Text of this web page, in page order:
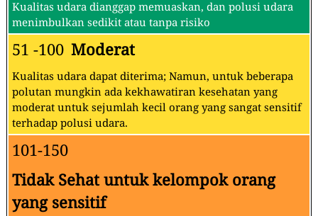
Kualitas udara dianggap memuaskan, dan polusi udara
menimbulkan sedikit atau tanpa risiko
51 -100 Moderat
Kualitas udara dapat diterima; Namun, untuk beberapa
polutan mungkin ada kekhawatiran kesehatan yang
moderat untuk sejumlah kecil orang yang sangat sensitif
terhadap polusi udara.
101-150
Tidak Sehat untuk kelompok orang
yang sensitif